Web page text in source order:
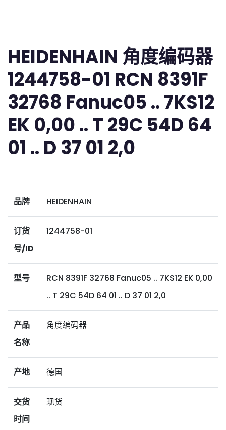
HEIDENHAIN 角度编码器
1244758-01 RCN 8391F
32768 Fanuc05 .. 7KS12
EK 0,00 .. T 29C 54D 64
01 .. D 37 01 2,0
品牌 HEIDENHAIN
订货
号/ID
1244758-01
型号
RCN 8391F 32768 Fanuc05 .. 7KS12 EK 0,00
.. T 29C 54D 64 01 .. D 37 01 2,0
产品
名称
角度编码器
产地 德国
交货
时间
现货